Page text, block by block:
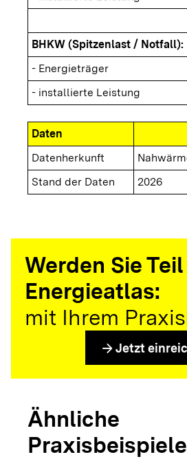
BHKW (Spitzenlast / Notfall):
- Energieträger
- installierte Leistung
Daten
Datenherkunft
Stand der Daten
2026
Werden Sie
Energieatlas:
mit Ihrem
arrow_forward Jetzt
Ähnliche
Praxisbeispiele